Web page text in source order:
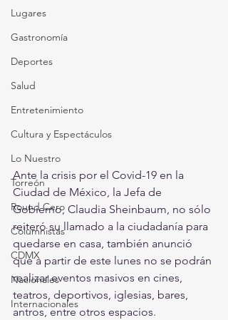
Lugares
Gastronomía
Deportes
Salud
Entretenimiento
Cultura y Espectáculos
Lo Nuestro
Torreón
Round Cero
Columnistas
CDMX
Nacionales
Internacionales
Ante la crisis por el Covid-19 en la
Ciudad de México, la Jefa de
Gobierno, Claudia Sheinbaum, no sólo
reiteró su llamado a la ciudadanía para
quedarse en casa, también anunció
que a partir de este lunes no se podrán
realizar eventos masivos en cines,
teatros, deportivos, iglesias, bares,
antros, entre otros espacios.